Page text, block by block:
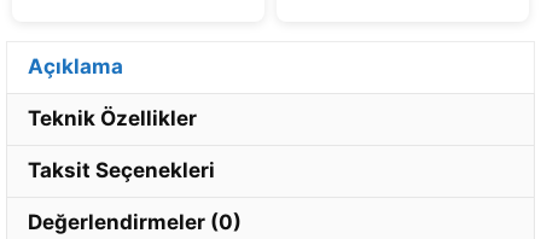
Açıklama
Teknik Özellikler
Taksit Seçenekleri
Değerlendirmeler (0)